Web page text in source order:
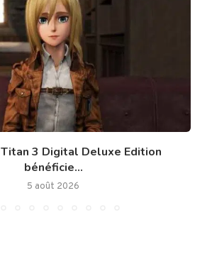
3 Digital Deluxe Edition
bénéficie...
5 août 2026